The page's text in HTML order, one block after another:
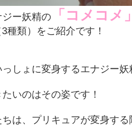
ー妖精の
「コメコ
3種類）をご紹介です！
しょに変身するエナジー
いのはその姿です！
は、プリキュアが変身す